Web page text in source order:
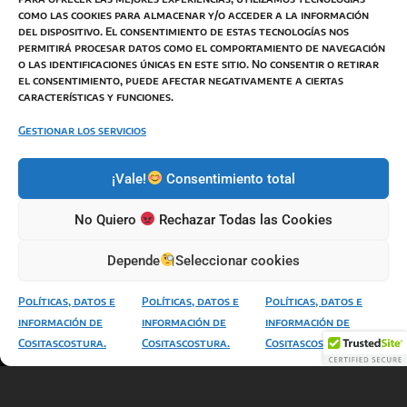
como las cookies para almacenar y/o acceder a la información
del dispositivo. El consentimiento de estas tecnologías nos
permitirá procesar datos como el comportamiento de navegación
o las identificaciones únicas en este sitio. No consentir o retirar
el consentimiento, puede afectar negativamente a ciertas
características y funciones.
Gestionar los servicios
¡Vale! Consentimiento total
No Quiero Rechazar Todas las Cookies
Depende Seleccionar cookies
Políticas, datos e
información de
Cositascostura.
Políticas, datos e
información de
Cositascostura.
Políticas, datos e
información de
Cositascostura.
BOTON DESISTIMIENTO
Términos y Condiciones de Venta
Política de Privacidad
Política de Cookies
Política de envíos
Responsabilidad de imagen y autor
Todos los derechos © 2026 Bienvenidos a
Cositascostura | Funciona gracias a NereidaGV